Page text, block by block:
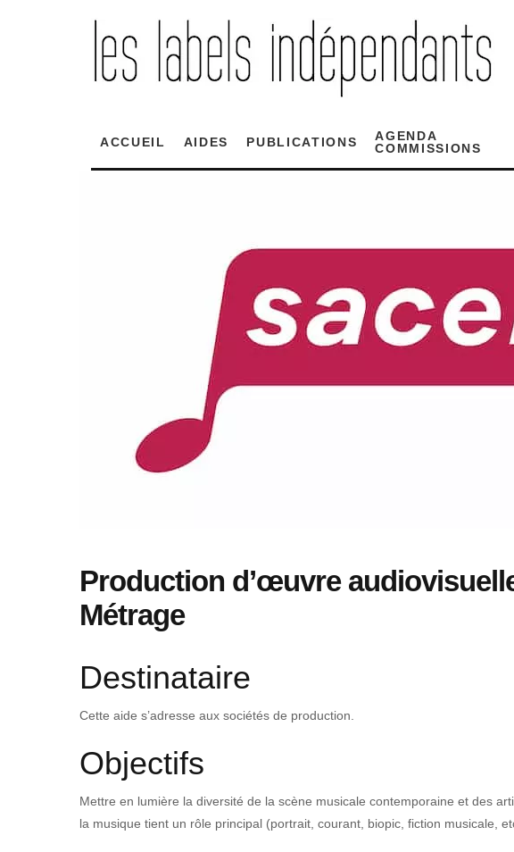
ACCUEIL AIDES PUBLICATIONS
AGENDA
COMMISSIONS
Production d’œuvre
Métrage
Destinataire
Cette aide s’adresse aux sociétés de production.
Objectifs
Mettre en lumière la diversité de la scène musicale contemporaine et des
la musique tient un rôle principal (portrait, courant, biopic, fiction musicale,